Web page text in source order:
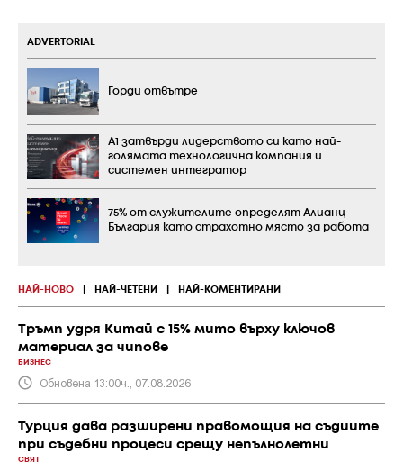
НАЙ-НОВО НАЙ-ЧЕТЕНИ НАЙ-КОМЕНТИРАНИ
Тръмп удря Китай с 15% мито върху ключов
материал за чипове
БИЗНЕС
Обновена 13:00ч., 07.08.2026
Турция дава разширени правомощия на съдиите
при съдебни процеси срещу непълнолетни
СВЯТ
ADVERTORIAL
Горди отвътре
А1 затвърди лидерството си като най-
голямата технологична компания и
системен интегратор
75% от служителите определят Алианц
България като страхотно място за работа